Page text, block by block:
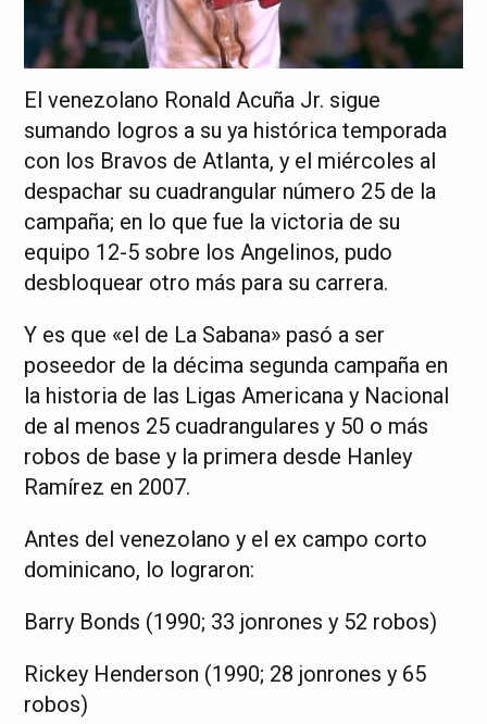
El venezolano Ronald Acuña Jr. sigue
sumando logros a su ya histórica temporada
con los Bravos de Atlanta, y el miércoles al
despachar su cuadrangular número 25 de la
campaña; en lo que fue la victoria de su
equipo 12-5 sobre los Angelinos, pudo
desbloquear otro más para su carrera.
Y es que «el de La Sabana» pasó a ser
poseedor de la décima segunda campaña en
la historia de las Ligas Americana y Nacional
de al menos 25 cuadrangulares y 50 o más
robos de base y la primera desde Hanley
Ramírez en 2007.
Antes del venezolano y el ex campo corto
dominicano, lo lograron:
Barry Bonds (1990; 33 jonrones y 52 robos)
Rickey Henderson (1990; 28 jonrones y 65
robos)